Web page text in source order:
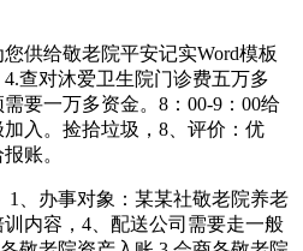
给敬老院平安记实Word模板
查对沐爱卫生院门诊费五万多
要一万多资金。8：00-9：00给
入。捡拾垃圾，8、评价：优
账。
办事对象：某某社敬老院养老
内容，4、配送公司需要走一般